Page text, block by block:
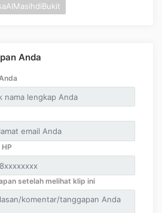
Anda
setelah melihat klip ini